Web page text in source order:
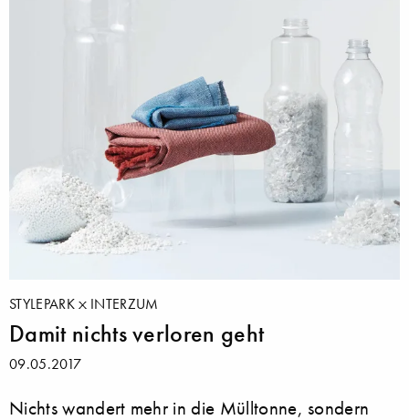
STYLEPARK INTERZUM
Damit nichts verloren geht
09.05.2017
Nichts wandert mehr in die Mülltonne, sondern